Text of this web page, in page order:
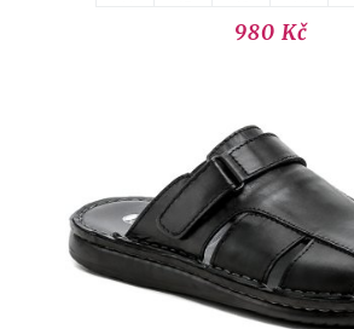
980 Kč